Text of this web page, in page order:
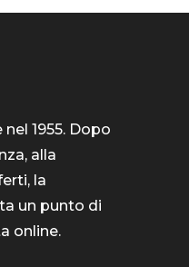
1955. Dopo
alla
la
un punto di
online.